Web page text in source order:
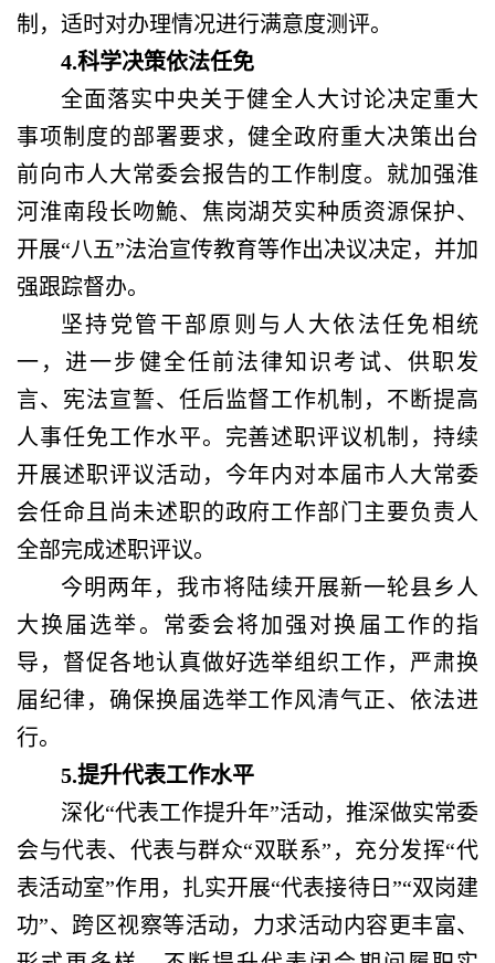
制，适时对办理情况进行满意度测评。
4.科学决策依法任免
全面落实中央关于健全人大讨论决定重大
事项制度的部署要求，健全政府重大决策出台
前向市人大常委会报告的工作制度。就加强淮
河淮南段长吻鮠、焦岗湖芡实种质资源保护、
开展“八五”法治宣传教育等作出决议决定，并加
强跟踪督办。
坚持党管干部原则与人大依法任免相统
一，进一步健全任前法律知识考试、供职发
言、宪法宣誓、任后监督工作机制，不断提高
人事任免工作水平。完善述职评议机制，持续
开展述职评议活动，今年内对本届市人大常委
会任命且尚未述职的政府工作部门主要负责人
全部完成述职评议。
今明两年，我市将陆续开展新一轮县乡人
大换届选举。常委会将加强对换届工作的指
导，督促各地认真做好选举组织工作，严肃换
届纪律，确保换届选举工作风清气正、依法进
行。
5.提升代表工作水平
深化“代表工作提升年”活动，推深做实常委
会与代表、代表与群众“双联系”，充分发挥“代
表活动室”作用，扎实开展“代表接待日”“双岗建
功”、跨区视察等活动，力求活动内容更丰富、